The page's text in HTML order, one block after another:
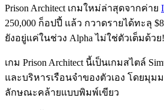
Prison Architect เกมใหม่ล่าสุดจากค่าย
250,000 ก็อปปี้ แล้ว กวาดรายได้ทะลุ
ยังอยู่แค่ในช่วง Alpha ไม่ใช่ตัวเต็มด้วย!
เกม Prison Architect นี้เป็นเกมสไตล์
และบริหารเรือนจำของตัวเอง โดยมุม
ลักษณะคล้ายแบบพิมพ์เขียว